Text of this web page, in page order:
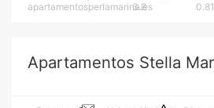
apartamentosperlamarina.es
3.8
Apartamentos Stella